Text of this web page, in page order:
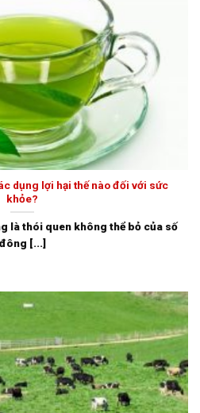
dụng lợi hại thế nào đối với sức
khỏe?
là thói quen không thể bỏ của số
đông [...]